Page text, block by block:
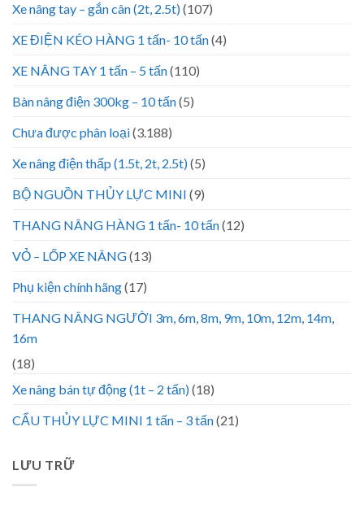
Xe nâng tay – gắn cân (2t, 2.5t)(107)
XE ĐIỆN KÉO HÀNG 1 tấn- 10 tấn(4)
XE NÂNG TAY 1 tấn – 5 tấn(110)
Bàn nâng điện 300kg – 10 tấn(5)
Chưa được phân loại(3.188)
Xe nâng điện thấp (1.5t, 2t, 2.5t)(5)
BỘ NGUỒN THỦY LỰC MINI (9)
THANG NÂNG HÀNG 1 tấn- 10 tấn(12)
VỎ – LỐP XE NÂNG(13)
Phụ kiện chính hãng(17)
THANG NÂNG NGƯỜI 3m, 6m, 8m, 9m, 10m, 12m, 14m,
16m
(18)
Xe nâng bán tự động (1t – 2 tấn)(18)
CẨU THỦY LỰC MINI 1 tấn – 3 tấn(21)
LƯU TRỮ